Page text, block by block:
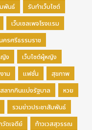
มพันธ์
รับทำเว็บไซต์
เว็บเซลเพจโรงแรม
ครศรีธรรมราช
ง
เว็บไซต์ผู้หญิง
าม แฟชั่น
สุขภาพ
ลากกินแบ่งรัฐบาล
หวย
รวมข่าวประชาสัมพันธ์
วัดเจดีย์
ท้าวเวสสุวรรณ